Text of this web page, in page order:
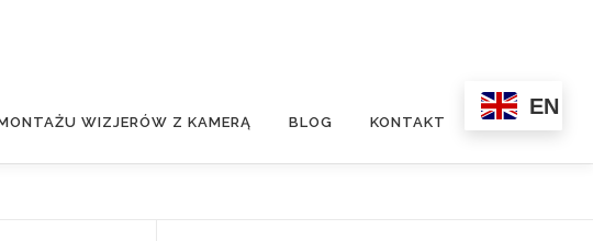
WIZJERÓW Z KAMERĄ BLOG KONTAKT
EN